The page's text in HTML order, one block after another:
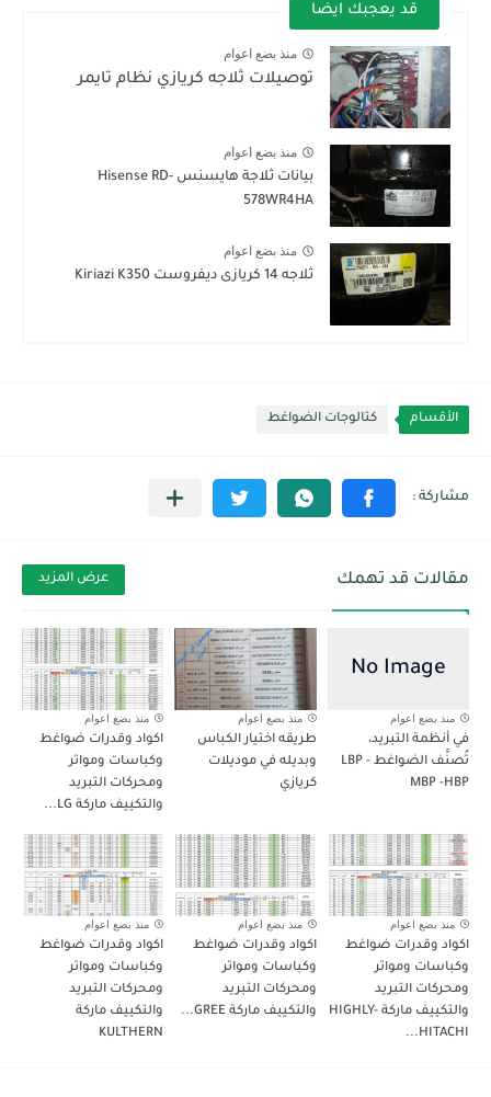
قد يعجبك ايضا
منذ بضع اعوام
توصيلات ثلاجه كريازي نظام تايمر
منذ بضع اعوام
بيانات ثلاجة هايسنس Hisense RD-
578WR4HA
منذ بضع اعوام
ثلاجه 14 كريازى ديفروست Kiriazi K350
الأقسام كتالوجات الضواغط
مقالات قد تهمك عرض المزيد
منذ بضع اعوام
في أنظمة التبريد،
تُصنَّف الضواغط LBP -
MBP -HBP
منذ بضع اعوام
طريقه اختيار الكباس
وبديله في موديلات
كريازي
منذ بضع اعوام
اكواد وقدرات ضواغط
وكباسات ومواتر
ومحركات التبريد
والتكييف ماركة LG...
منذ بضع اعوام
اكواد وقدرات ضواغط
وكباسات ومواتر
ومحركات التبريد
والتكييف ماركة HIGHLY-
HITACHI...
منذ بضع اعوام
اكواد وقدرات ضواغط
وكباسات ومواتر
ومحركات التبريد
والتكييف ماركة GREE...
منذ بضع اعوام
اكواد وقدرات ضواغط
وكباسات ومواتر
ومحركات التبريد
والتكييف ماركة
KULTHERN